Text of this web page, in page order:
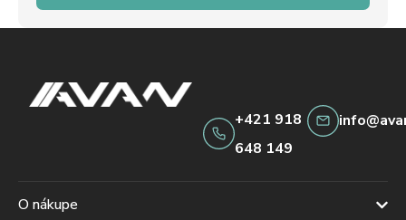
+421 918
648 149
O nákupe